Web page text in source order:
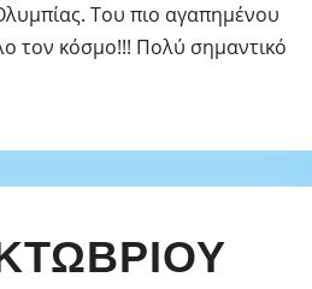
Του πιο αγαπημένου
τον κόσμο!!! Πολύ σημαντικό